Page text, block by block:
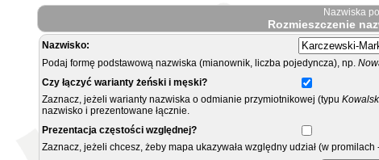
Nazwiska
Rozmieszczenie
Nazwisko:
Podaj formę podstawową nazwiska (mianownik, liczba pojedyncza), np.
Czy łączyć warianty żeński i męski?
Zaznacz, jeżeli warianty nazwiska o odmianie przymiotnikowej (typu
nazwisko i prezentowane łącznie.
Prezentacja częstości względnej?
Zaznacz, jeżeli chcesz, żeby mapa ukazywała względny udział (w